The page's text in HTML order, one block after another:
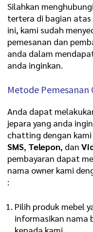
Silahkan
tertera di bagian atas
ini, kami sudah
pemesanan dan
anda dalam
anda inginkan.
Metode Pemesanan
Anda dapat
jepara yang anda
chatting dengan
SMS, Telepon, dan
pembayaran dapat
nama owner kami
:
Pilih produk mebel
informasikan nama
kepada kami.